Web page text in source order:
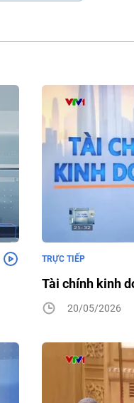
Tài chính kinh
TRỰC TIẾP
20/05/2026